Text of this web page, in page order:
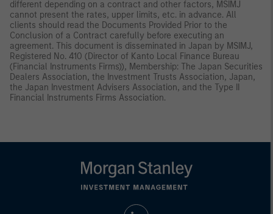
different depending on a contract and other factors, MSIMJ
cannot present the rates, upper limits, etc. in advance. All
clients should read the Documents Provided Prior to the
Conclusion of a Contract carefully before executing an
agreement. This document is disseminated in Japan by MSIMJ,
Registered No. 410 (Director of Kanto Local Finance Bureau
(Financial Instruments Firms)), Membership: The Japan Securities
Dealers Association, the Investment Trusts Association, Japan,
the Japan Investment Advisers Association, and the Type II
Financial Instruments Firms Association.